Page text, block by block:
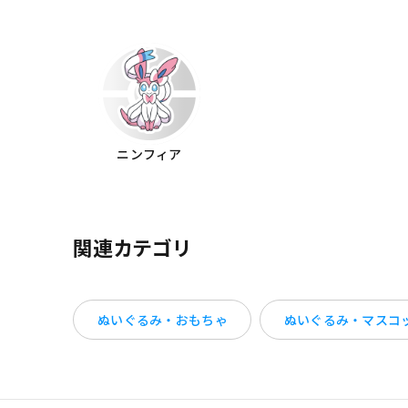
ニンフィア
関連カテゴリ
ぬいぐるみ・おもちゃ ぬいぐるみ・マスコ